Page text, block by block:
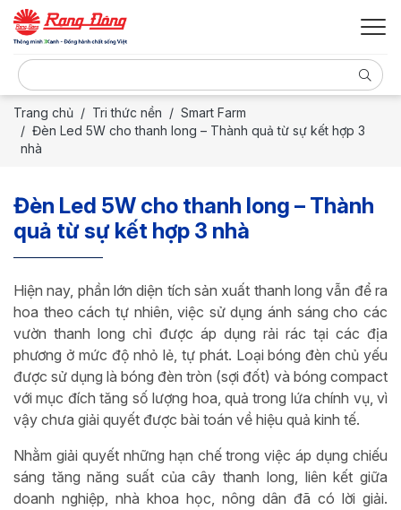
Trang chủ Tri thức nền
Smart Farm
Đèn Led 5W cho thanh long – Thành quả từ sự kết hợp 3
nhà
Đèn Led 5W cho thanh long – Thành
quả từ sự kết hợp 3 nhà
Hiện nay, phần lớn diện tích sản xuất thanh long vẫn để ra
hoa theo cách tự nhiên, việc sử dụng ánh sáng cho các
vườn thanh long chỉ được áp dụng rải rác tại các địa
phương ở mức độ nhỏ lẻ, tự phát. Loại bóng đèn chủ yếu
được sử dụng là bóng đèn tròn (sợi đốt) và bóng compact
với mục đích tăng số lượng hoa, quả trong lứa chính vụ, vì
vậy chưa giải quyết được bài toán về hiệu quả kinh tế.
Nhằm giải quyết những hạn chế trong việc áp dụng chiếu
sáng tăng năng suất của cây thanh long, liên kết giữa
doanh nghiệp, nhà khoa học, nông dân đã có lời giải.